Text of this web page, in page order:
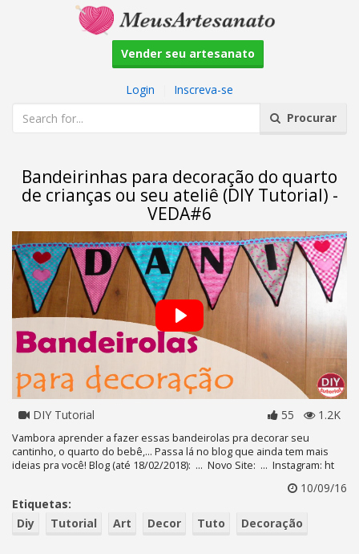
Vender seu artesanato
Login
Inscreva-se
Procurar
Bandeirinhas para decoração do quarto
de crianças ou seu ateliê (DIY Tutorial) -
VEDA#6
DIY Tutorial 55 1.2K
Vambora aprender a fazer essas bandeirolas pra decorar seu
cantinho, o quarto do bebê,... Passa lá no blog que ainda tem mais
ideias pra você! Blog (até 18/02/2018): ... Novo Site: ... Instagram: ht
10/09/16
Etiquetas:
Diy
Tutorial Art Decor Tuto Decoração